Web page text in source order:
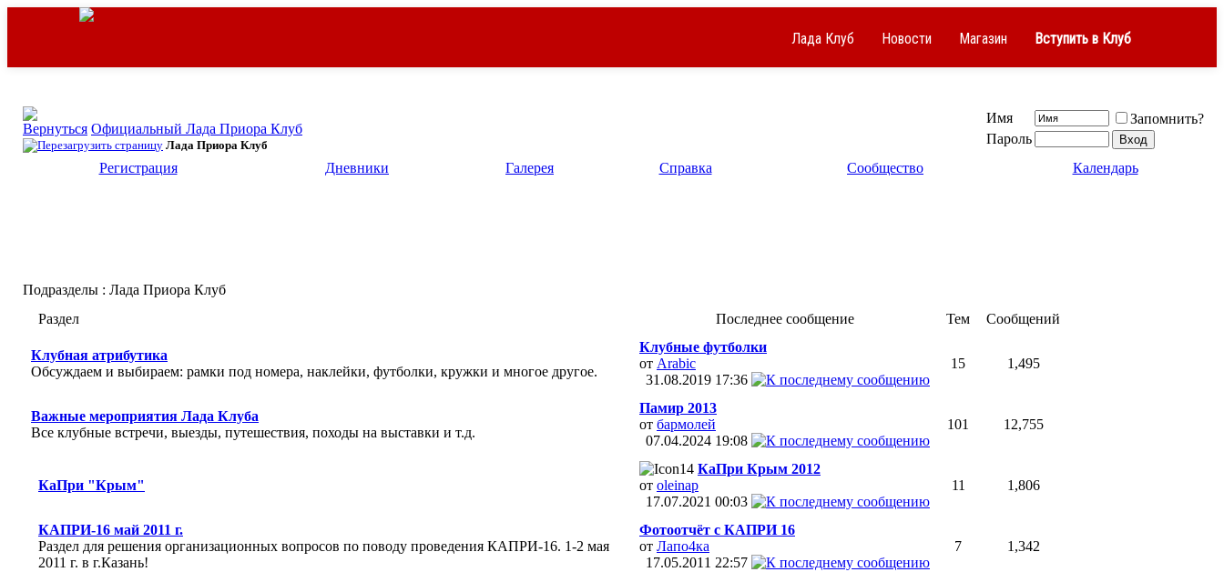
Лада Клуб Новости Магазин Вступить в Клуб
Официальный Лада Приора Клуб
Лада Приора Клуб
Имя
Запомнить?
Пароль
Регистрация
Дневники Галерея Справка Сообщество Календарь
Подразделы : Лада Приора Клуб
Раздел
Последнее сообщение Тем Сообщений
Клубная атрибутика
Обсуждаем и выбираем: рамки под номера, наклейки, футболки, кружки и многое другое.
Клубные футболки
от Arabic
31.08.2019 17:36
15 1,495
Важные мероприятия Лада Клуба
Все клубные встречи, выезды, путешествия, походы на выставки и т.д.
Памир 2013
от бармолей
07.04.2024 19:08
101 12,755
КаПри "Крым"
КаПри Крым 2012
от oleinap
17.07.2021 00:03
11 1,806
КАПРИ-16 май 2011 г.
Раздел для решения организационных вопросов по поводу проведения КАПРИ-16. 1-2 мая
2011 г. в г.Казань!
Фотоотчёт с КАПРИ 16
от Лапо4ка
17.05.2011 22:57
7 1,342